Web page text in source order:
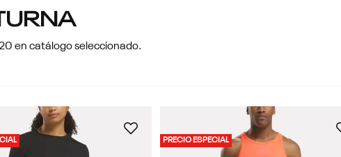
en catálogo seleccionado.
PRECIO ESPECIAL